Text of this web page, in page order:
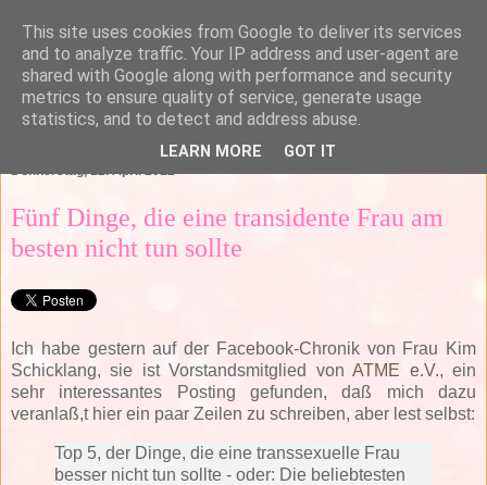
Donnerstag, 12. April 2012
Fünf Dinge, die eine transidente Frau am
besten nicht tun sollte
Ich habe gestern auf der Facebook-Chronik von Frau Kim
Schicklang, sie ist Vorstandsmitglied vonATME e.V., ein
sehr interessantes Posting gefunden, daß mich dazu
veranlaß,t hier ein paar Zeilen zu schreiben, aber lest selbst:
Top 5, der Dinge, die eine transsexuelle Frau
besser nicht tun sollte - oder: Die beliebtesten
This site uses cookies from Google to deliver its services
and to analyze traffic. Your IP address and user-agent are
shared with Google along with performance and security
metrics to ensure quality of service, generate usage
statistics, and to detect and address abuse.
LEARN MORE GOT IT